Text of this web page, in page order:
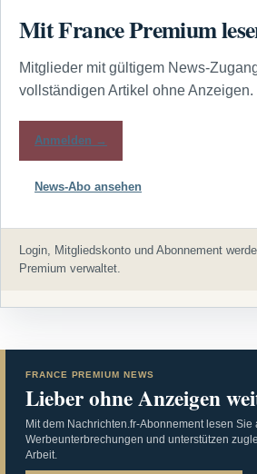
Mit France Premium
Mitglieder mit gültigem News-
vollständigen Artikel ohne Anzeigen.
Anmelden →
News-Abo ansehen
Login, Mitgliedskonto und Abonnement
Premium verwaltet.
FRANCE PREMIUM NEWS
Lieber ohne Anzeigen
Mit dem Nachrichten.fr-Abonnement lesen Sie
Werbeunterbrechungen und unterstützen
Arbeit.